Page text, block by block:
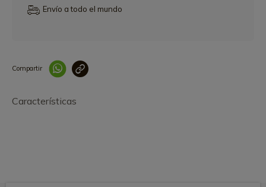
Envío a todo el mundo
Compartir
Características